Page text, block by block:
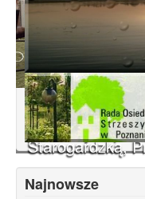
Konsultacje
Smochowice
położonych
Starogardzką,
Najnowsze